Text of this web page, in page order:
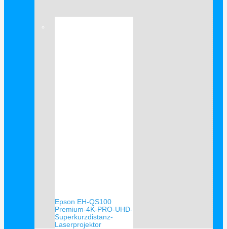
Epson EH-QS100
Premium-4K-PRO-UHD-
Superkurzdistanz-
Laserprojektor